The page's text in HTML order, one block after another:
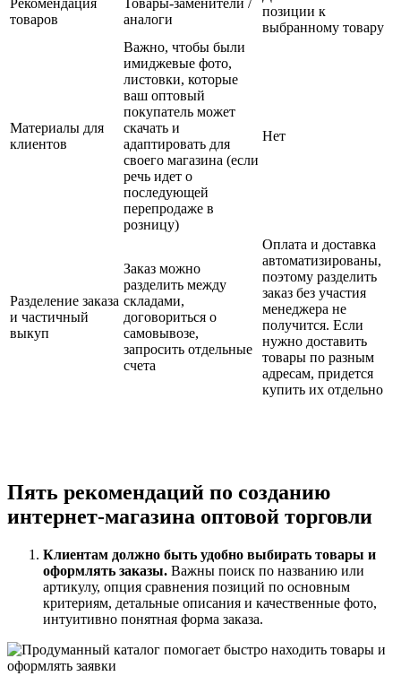
товаров
аналоги
позиции к
выбранному товару
Материалы для
клиентов
Важно, чтобы были
имиджевые фото,
листовки, которые
ваш оптовый
покупатель может
скачать и
адаптировать для
своего магазина (если
речь идет о
последующей
перепродаже в
розницу)
Нет
Разделение заказа
и частичный
выкуп
Заказ можно
разделить между
складами,
договориться о
самовывозе,
запросить отдельные
счета
Оплата и доставка
автоматизированы,
поэтому разделить
заказ без участия
менеджера не
получится. Если
нужно доставить
товары по разным
адресам, придется
купить их отдельно
Пять рекомендаций по созданию
интернет-магазина оптовой торговли
Клиентам должно быть удобно выбирать товары и
оформлять заказы. Важны поиск по названию или
артикулу, опция сравнения позиций по основным
критериям, детальные описания и качественные фото,
интуитивно понятная форма заказа.